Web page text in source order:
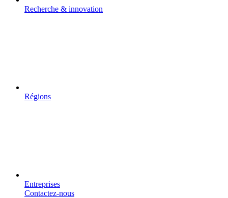
Recherche & innovation
Régions
Entreprises
Contactez-nous